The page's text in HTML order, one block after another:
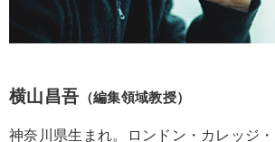
横山昌吾 （編集領域教授）
神奈川県生まれ。ロンドン・カレッジ